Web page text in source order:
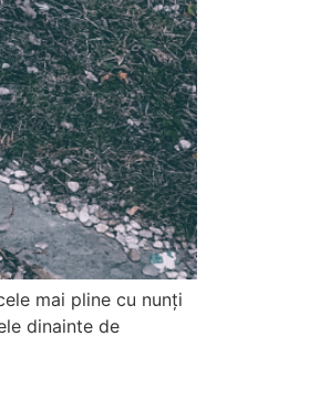
mai pline cu nunți
dinainte de